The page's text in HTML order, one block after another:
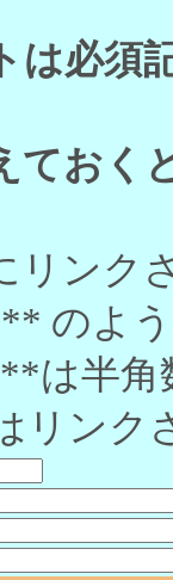
は必須
ておく
リンク
のよ
は半角
リンク